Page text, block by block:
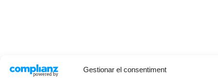
Gestionar el consentiment